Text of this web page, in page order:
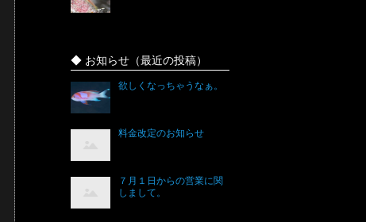
◆ お知らせ（最近の投稿）
欲しくなっちゃうなぁ。
料金改定のお知らせ
７月１日からの営業に関
しまして。